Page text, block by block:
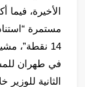
الأخيرة، فيما
مستمرة
14 نقطة”،
في طهران
الثانية